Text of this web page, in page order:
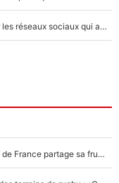
Lewis Hamilton : Le talent inattendu dévoilé sur les réseaux sociaux qui a impressionné Kim Kardashian pendant leurs vacances en amoureux !
Mis de côté par Fabien Galthié, un joueur du XV de France partage sa frustration : «ils ne me l’ont pas dit tout de suite»